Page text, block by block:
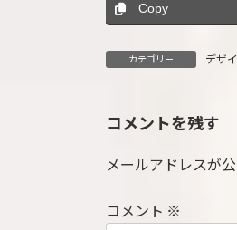
Copy
カテゴリー デザ
コメントを残す
メールアドレスが
コメント ※